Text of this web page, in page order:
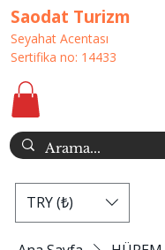
Saodat Turizm
Seyahat Acentası
Sertifika no: 14433
TRY (₺)